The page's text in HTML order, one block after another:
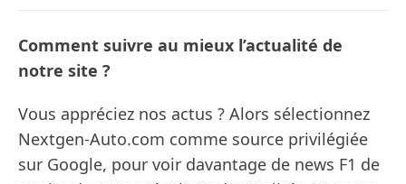
Comment suivre au mieux l’actualité de
notre site ?
Vous appréciez nos actus ? Alors sélectionnez
Nextgen-Auto.com comme source privilégiée
sur Google, pour voir davantage de news F1 de